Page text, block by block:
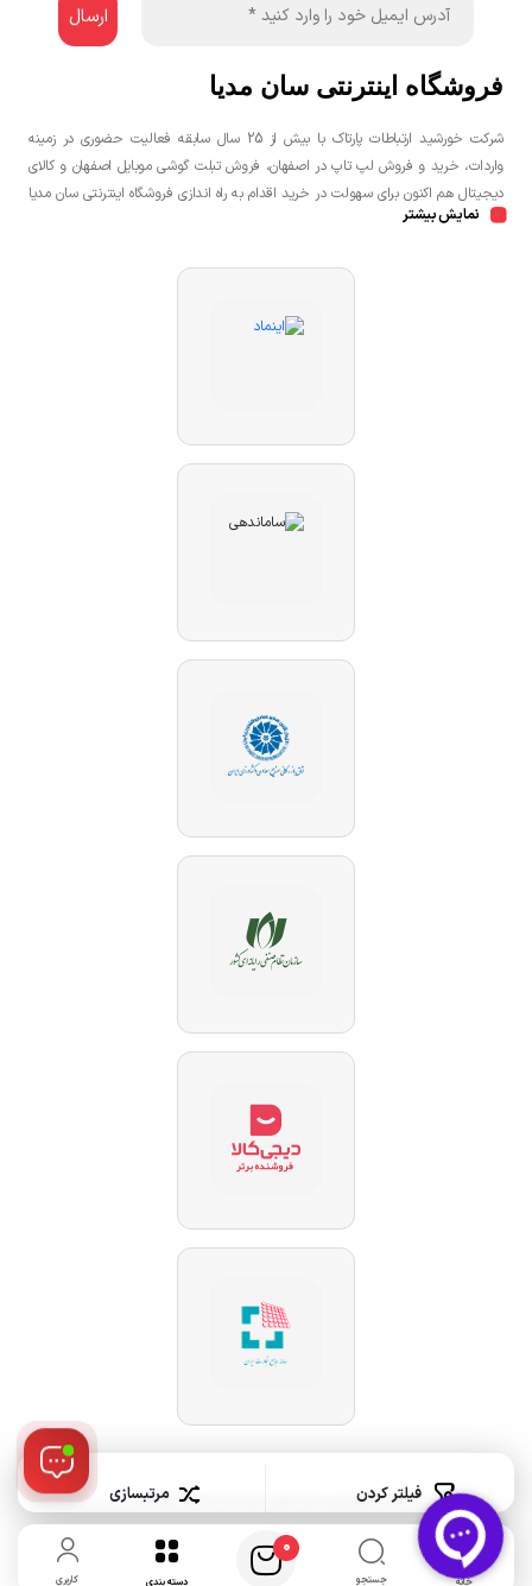
مرتبسازی فیلتر کردن
خانه جستجو
0
دسته بندی کاربری
فروشگاه اینترنتی سان مدیا
شرکت خورشید ارتباطات پارتاک با بیش از 25 سال سابقه فعالیت حضوری در زمینه
واردات، خرید و فروش لپ تاپ در اصفهان، فروش تبلت گوشی موبایل اصفهان و کالای
دیجیتال هم اکنون برای سهولت در خرید اقدام به راه اندازی فروشگاه اینترنتی سان مدیا
نموده است تا مشتریان عزیز یک خرید راحت و مطمئن با بهترین قیمت را تجربه
در اصفهان به صورت حضوری و یا اینترنتی اقدام نمائید.
نمایش بیشتر
تمام حقوق این سایت برای سان مدیا محفوظ می باشد.